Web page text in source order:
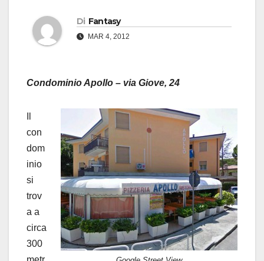
Di Fantasy
MAR 4, 2012
Condominio Apollo – via Giove, 24
con
dom
inio
si
trov
a a
circa
300